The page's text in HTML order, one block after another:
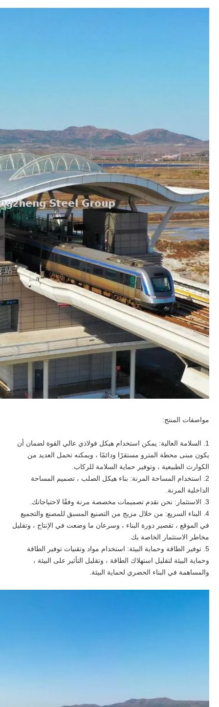
مواصفات المنتج:
1. السلامة العالية: يمكن استخدام هيكل فولاذي عالي القوة لضمان أن
يكون مبنى محطة المترو مستقرًا ودائمًا ، ويمكنه تحمل العديد من
الكوارث الطبيعية ، وتوفير حماية السلامة للركاب.
2. استخدام المساحة المرنة: بناء هيكل الصلب ، تصميم المساحة
الداخلية المرنة.
3. الاستثمار: نحن نقدم تصميمات مخصصة مرنة وفقًا لاحتياجاتك.
4. البناء السريع: من خلال مزيج من التصنيع المسبق للمصنع والتجميع
في الموقع ، تقصير دورة البناء ، وسرعان ما وضعت في الإنتاج ، وتقليل
مخاطر الاستثمار الخاصة بك.
5. توفير الطاقة وحماية البيئة: استخدام مواد وتقنيات توفير الطاقة
وحماية البيئة لتقليل استهلاك الطاقة ، وتقليل التأثير على البيئة ،
والمساهمة في البناء الحضري لحماية البيئة.